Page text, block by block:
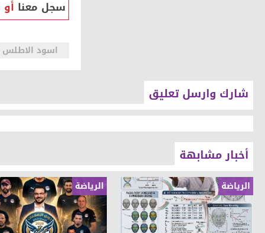
سجل معنا أو
اسود الاطلس تواصل
شارك وارسل تعليق
أخبار مشابهة
الرياضة الرياضة